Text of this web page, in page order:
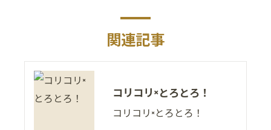
関連記事
コリコリ×とろとろ！
コリコリ×とろとろ！